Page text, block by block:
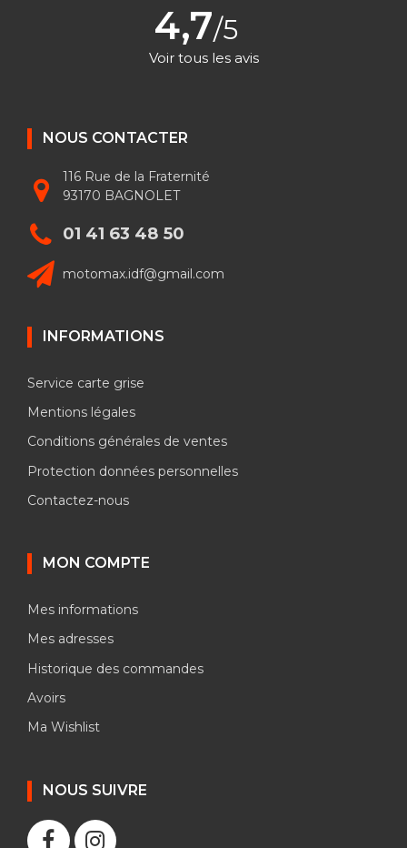
4,7/5
Voir tous les avis
NOUS CONTACTER
116 Rue de la Fraternité
93170 BAGNOLET
01 41 63 48 50
motomax.idf@gmail.com
INFORMATIONS
Service carte grise
Mentions légales
Conditions générales de ventes
Protection données personnelles
Contactez-nous
MON COMPTE
Mes informations
Mes adresses
Historique des commandes
Avoirs
Ma Wishlist
NOUS SUIVRE